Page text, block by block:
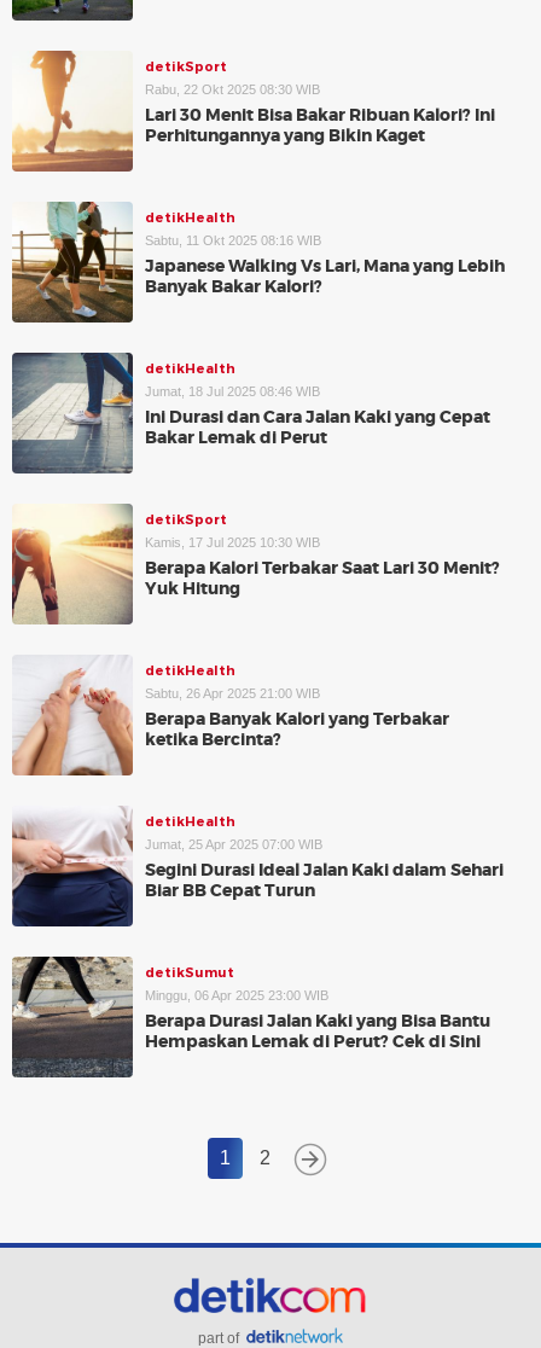
detikSport
Rabu, 22 Okt 2025 08:30 WIB
Lari 30 Menit Bisa Bakar Ribuan Kalori? Ini
Perhitungannya yang Bikin Kaget
detikHealth
Sabtu, 11 Okt 2025 08:16 WIB
Japanese Walking Vs Lari, Mana yang Lebih
Banyak Bakar Kalori?
detikHealth
Jumat, 18 Jul 2025 08:46 WIB
Ini Durasi dan Cara Jalan Kaki yang Cepat
Bakar Lemak di Perut
detikSport
Kamis, 17 Jul 2025 10:30 WIB
Berapa Kalori Terbakar Saat Lari 30 Menit?
Yuk Hitung
detikHealth
Sabtu, 26 Apr 2025 21:00 WIB
Berapa Banyak Kalori yang Terbakar
ketika Bercinta?
detikHealth
Jumat, 25 Apr 2025 07:00 WIB
Segini Durasi Ideal Jalan Kaki dalam Sehari
Biar BB Cepat Turun
detikSumut
Minggu, 06 Apr 2025 23:00 WIB
Berapa Durasi Jalan Kaki yang Bisa Bantu
Hempaskan Lemak di Perut? Cek di Sini
1 2
part of